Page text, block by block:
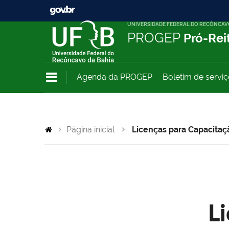
UNIVERSIDADE FEDERAL DO
PROGEP Pró-
Agenda da PROGEP Boletim de
Página inicial Licenças para